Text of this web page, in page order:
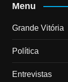
Menu
Grande Vitória
Política
Entrevistas